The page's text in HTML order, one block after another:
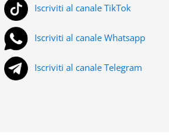
Iscriviti al canale TikTok
Iscriviti al canale Whatsapp
Iscriviti al canale Telegram